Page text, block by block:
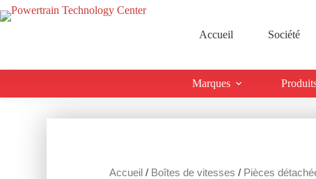
Accueil Société
Marques
Accueil / Boîtes de vitesses / Pièces